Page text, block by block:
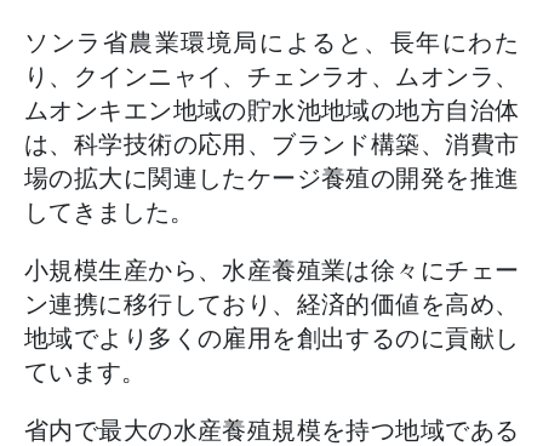
ソンラ省農業環境局によると、長年にわた
り、クインニャイ、チェンラオ、ムオンラ、
ムオンキエン地域の貯水池地域の地方自治体
は、科学技術の応用、ブランド構築、消費市
場の拡大に関連したケージ養殖の開発を推進
してきました。
小規模生産から、水産養殖業は徐々にチェー
ン連携に移行しており、経済的価値を高め、
地域でより多くの雇用を創出するのに貢献し
ています。
省内で最大の水産養殖規模を持つ地域である